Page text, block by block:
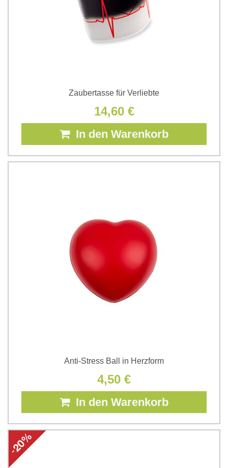
Zaubertasse für Verliebte
14,60 €
In den Warenkorb
Anti-Stress Ball in Herzform
4,50 €
In den Warenkorb